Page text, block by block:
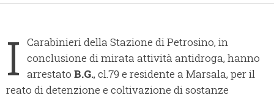
I Carabinieri della Stazione di Petrosino, in
conclusione di mirata attività antidroga, hanno
arrestato B.G., cl.79 e residente a Marsala, per il
reato di detenzione e coltivazione di sostanze